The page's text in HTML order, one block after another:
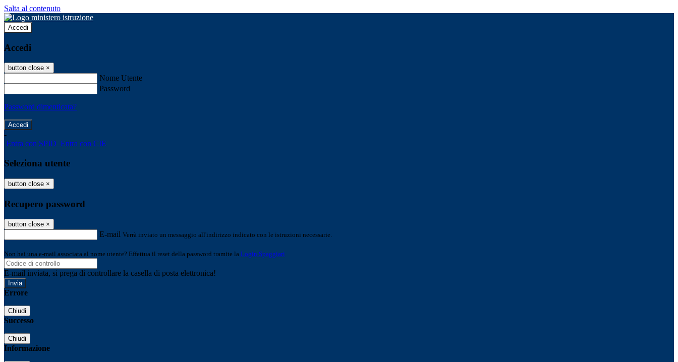
Salta al contenuto
Accedi
Accedi
button close ×
Nome Utente
Password
Password dimenticata?
-
Entra con SPID Entra con CIE
Seleziona utente
button close ×
Recupero password
button close ×
E-mail Verrà inviato un messaggio all'indirizzo indicato con le istruzioni necessarie.
Non hai una e-mail associata al nome utente? Effettua il reset della password tramite la Login Spaggiari
E-mail inviata, si prega di controllare la casella di posta elettronica!
Errore
Chiudi
Successo
Chiudi
Informazione